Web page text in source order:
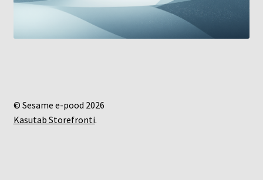
© Sesame e-pood 2026
Kasutab Storefronti.